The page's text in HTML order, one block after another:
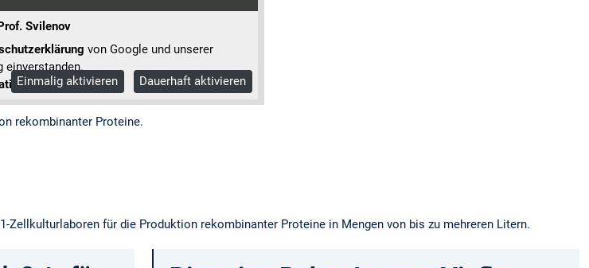
Svilenov
von Google und unserer
einverstanden.
Einmalig aktivieren Dauerhaft aktivieren
rekombinanter Proteine.
für die Produktion rekombinanter Proteine in Mengen von bis zu mehreren Litern.